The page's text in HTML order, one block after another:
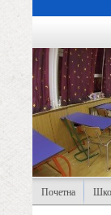
Почетна